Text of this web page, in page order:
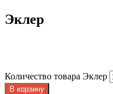
Эклер
Количество товара Эклер
В корзину